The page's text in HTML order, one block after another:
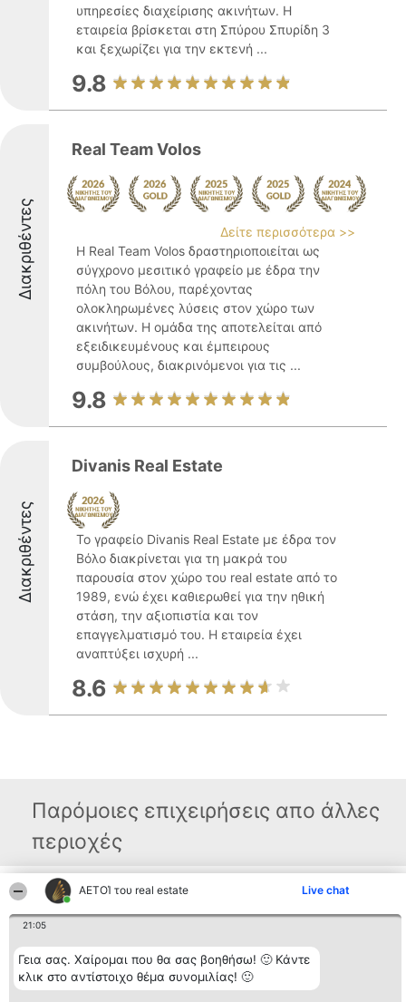
ΑΕΤΟΊ του real estate Live chat
21:05
Γεια σας. Χαίρομαι που θα σας βοηθήσω! 🙂 Κάντε
κλικ στο αντίστοιχο θέμα συνομιλίας! 🙂
υπηρεσίες διαχείρισης ακινήτων. Η
εταιρεία βρίσκεται στη Σπύρου Σπυρίδη 3
και ξεχωρίζει για την εκτενή ...
9.8
Διακριθέντες
Real Team Volos
Δείτε περισσότερα >>
Η Real Team Volos δραστηριοποιείται ως
σύγχρονο μεσιτικό γραφείο με έδρα την
πόλη του Βόλου, παρέχοντας
ολοκληρωμένες λύσεις στον χώρο των
ακινήτων. Η ομάδα της αποτελείται από
εξειδικευμένους και έμπειρους
συμβούλους, διακρινόμενοι για τις ...
9.8
Διακριθέντες
Divanis Real Estate
Το γραφείο Divanis Real Estate με έδρα τον
Βόλο διακρίνεται για τη μακρά του
παρουσία στον χώρο του real estate από το
1989, ενώ έχει καθιερωθεί για την ηθική
στάση, την αξιοπιστία και τον
επαγγελματισμό του. Η εταιρεία έχει
αναπτύξει ισχυρή ...
8.6
Παρόμοιες επιχειρήσεις απο άλλες
περιοχές
Διοργανωτής της
κατάταξης
BEAUTIFUL COMPANY
ΤΗΛ. ΕΠΙΚΟΙΝΩΝΙΑΣ:
2104128019
email:
Διακριθέντες
διακριθέντων
Μεθοδολογία
Όροι &
Επικοινωνία